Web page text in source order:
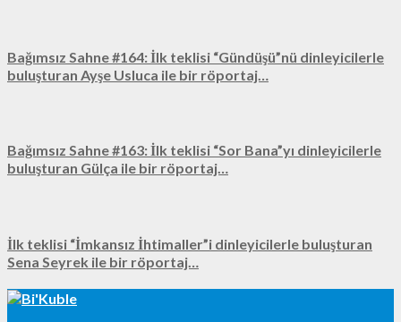
Bağımsız Sahne #164: İlk teklisi “Gündüşü”nü dinleyicilerle
buluşturan Ayşe Usluca ile bir röportaj…
Bağımsız Sahne #163: İlk teklisi “Sor Bana”yı dinleyicilerle
buluşturan Gülça ile bir röportaj…
İlk teklisi “İmkansız İhtimaller”i dinleyicilerle buluşturan
Sena Seyrek ile bir röportaj…